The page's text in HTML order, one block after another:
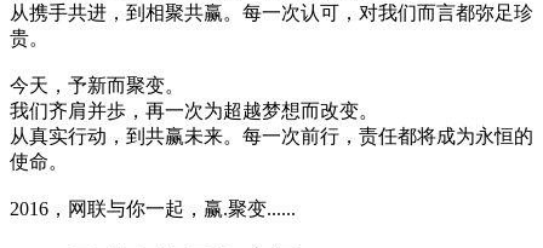
从携手共进，到相聚共赢。每一次认可，对我们而言都弥足珍
贵。
今天，予新而聚变。
我们齐肩并歩，再一次为超越梦想而改变。
从真实行动，到共赢未来。每一次前行，责任都将成为永恒的
使命。
2016，网联与你一起，赢.聚变......